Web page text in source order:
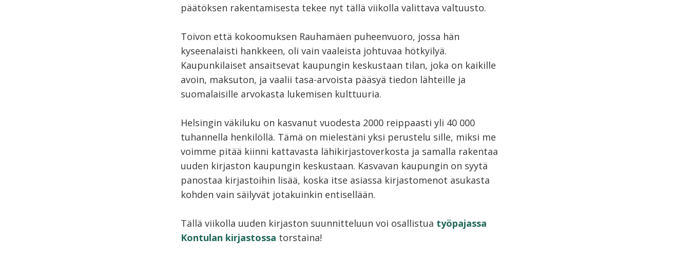
päätöksen rakentamisesta tekee nyt tällä viikolla valittava valtuusto.
Toivon että kokoomuksen Rauhamäen puheenvuoro, jossa hän
kyseenalaisti hankkeen, oli vain vaaleista johtuvaa hötkyilyä.
Kaupunkilaiset ansaitsevat kaupungin keskustaan tilan, joka on kaikille
avoin, maksuton, ja vaalii tasa-arvoista pääsyä tiedon lähteille ja
suomalaisille arvokasta lukemisen kulttuuria.
Helsingin väkiluku on kasvanut vuodesta 2000 reippaasti yli 40 000
tuhannella henkilöllä. Tämä on mielestäni yksi perustelu sille, miksi me
voimme pitää kiinni kattavasta lähikirjastoverkosta ja samalla rakentaa
uuden kirjaston kaupungin keskustaan. Kasvavan kaupungin on syytä
panostaa kirjastoihin lisää, koska itse asiassa kirjastomenot asukasta
kohden vain säilyvät jotakuinkin entisellään.
Tällä viikolla uuden kirjaston suunnitteluun voi osallistua työpajassa
Kontulan kirjastossa torstaina!